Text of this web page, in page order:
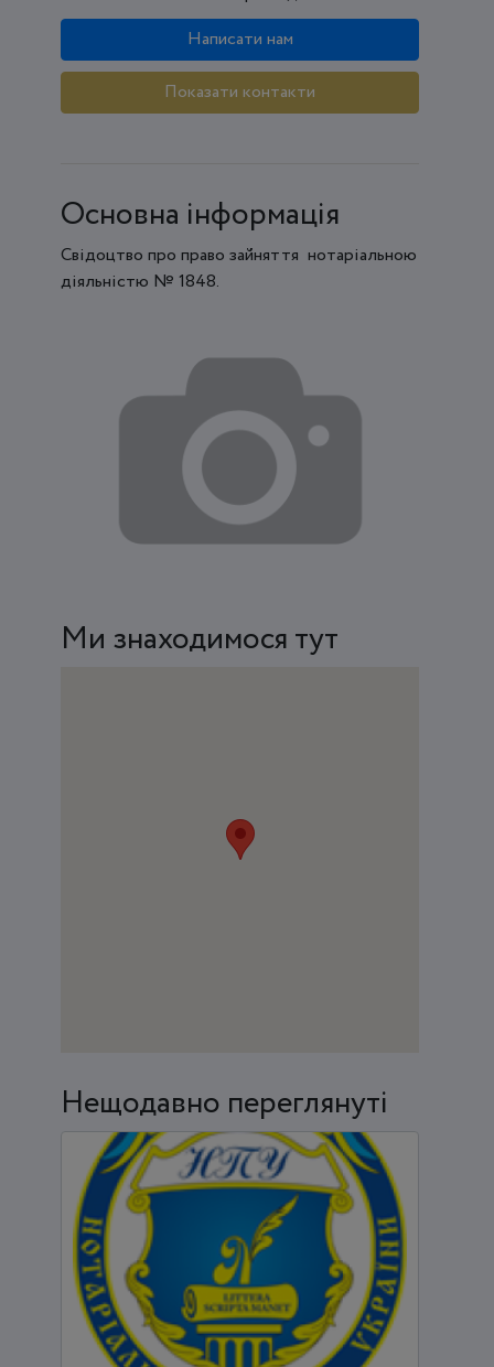
Написати нам
Показати контакти
Основна інформація
Свідоцтво про право зайняття нотаріальною
діяльністю № 1848.
Ми знаходимося тут
Нещодавно переглянуті